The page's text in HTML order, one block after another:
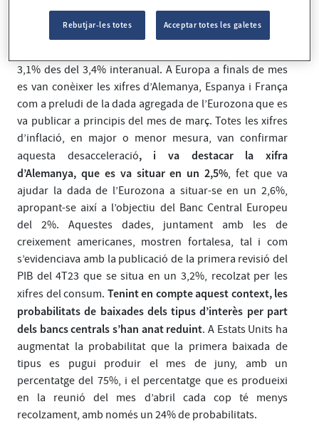
relleu la desacceleració de la inflació
3,1% des del 3,4% interanual. A Europa a finals de mes
es van conèixer les xifres d’Alemanya, Espanya i França
com a preludi de la dada agregada de l’Eurozona que es
va publicar a principis del mes de març. Totes les xifres
d’inflació, en major o menor mesura, van confirmar
aquesta desacceleració, i va destacar la xifra
d’Alemanya, que es va situar en un 2,5%, fet que va
ajudar la dada de l’Eurozona a situar-se en un 2,6%,
apropant-se així a l’objectiu del Banc Central Europeu
del 2%. Aquestes dades, juntament amb les de
creixement americanes, mostren fortalesa, tal i com
s’evidenciava amb la publicació de la primera revisió del
PIB del 4T23 que se situa en un 3,2%, recolzat per les
xifres del consum. Tenint en compte aquest context, les
probabilitats de baixades dels tipus d’interès per part
dels bancs centrals s’han anat reduint. A Estats Units ha
augmentat la probabilitat que la primera baixada de
tipus es pugui produir el mes de juny, amb un
percentatge del 75%, i el percentatge que es produeixi
en la reunió del mes d’abril cada cop té menys
recolzament, amb només un 24% de probabilitats.
Rebutjar-les totes Acceptar totes les galetes